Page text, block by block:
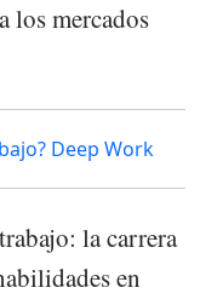
los mercados
Deep Work
la carrera
en